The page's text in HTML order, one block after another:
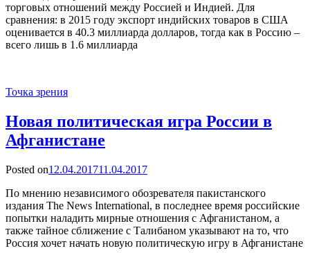
торговых отношений между Россией и Индией. Для
сравнения: в 2015 году экспорт индийских товаров в США
оценивается в 40.3 миллиарда долларов, тогда как в Россию –
всего лишь в 1.6 миллиарда
Точка зрения
Новая политическая игра России в
Афганистане
Posted on12.04.201711.04.2017
По мнению независимого обозревателя пакистанского
издания The News International, в последнее время российские
попытки наладить мирные отношения с Афганистаном, а
также тайное сближение с Талибаном указывают на то, что
Россия хочет начать новую политическую игру в Афганистане